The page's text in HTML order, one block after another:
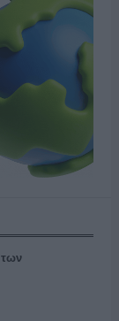
των